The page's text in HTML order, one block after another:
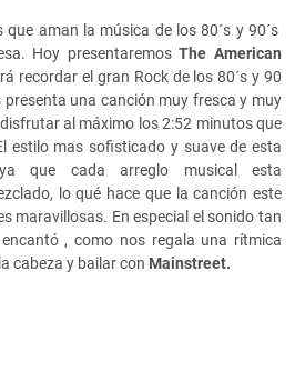
aman la música de los 80´s y 90´s
Hoy presentaremosThe American
recordar el gran Rock de los 80´s y 90
una canción muy fresca y muy
al máximo los 2:52 minutos que
estilo mas sofisticado y suave de esta
que cada arreglo musical esta
lo qué hace que la canción este
maravillosas. En especial el sonido tan
, como nos regala una rítmica
cabeza y bailar con Mainstreet.